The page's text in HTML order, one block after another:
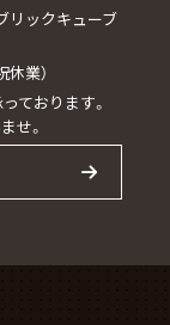
リックキューブ
業）
ております。
せ。